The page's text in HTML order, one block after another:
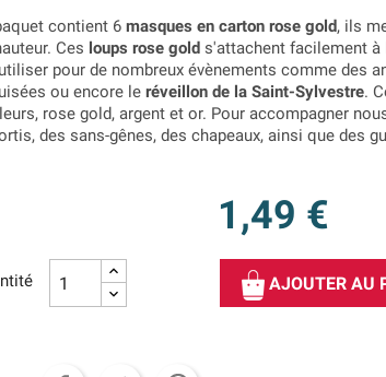
contient 6 masques en carton rose gold, ils
Ces loups rose gold s'attachent facilement
pour de nombreux évènements comme des
ou encore le réveillon de la Saint-Sylvestre.
rose gold, argent et or. Pour accompagner
des sans-gênes, des chapeaux, ainsi que des
1,49 €
AJOUTER AU